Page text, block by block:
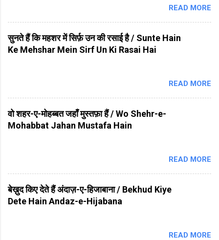
READ MORE
सुनते हैं कि महशर में सिर्फ़ उन की रसाई है / Sunte Hain
Ke Mehshar Mein Sirf Un Ki Rasai Hai
READ MORE
वो शहर-ए-मोहब्बत जहाँ मुस्तफ़ा हैं / Wo Shehr-e-
Mohabbat Jahan Mustafa Hain
READ MORE
बेख़ुद किए देते हैं अंदाज़-ए-हिजाबाना / Bekhud Kiye
Dete Hain Andaz-e-Hijabana
READ MORE